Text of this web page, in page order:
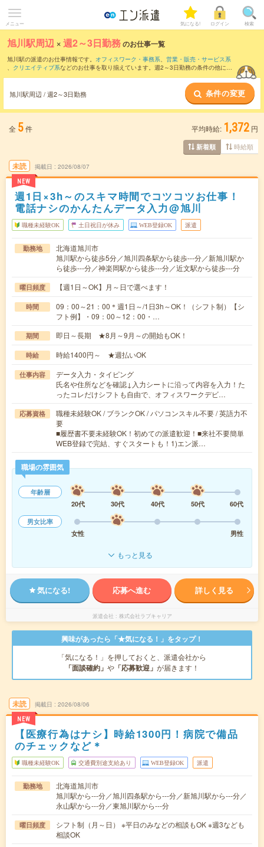
メニュー 気になる! ログイン 検索
旭川駅周辺 ×週2～3日勤務のお仕事一覧
旭川駅の派遣のお仕事情報です。 オフィスワーク・事務系、 営業・販売・サービス系
、 クリエイティブ系などのお仕事を取り揃えています。週2～3日勤務の条件の他に、
旭川駅周辺 / 週2～3日勤務 条件の変更
全 5件 平均時給: 1,372 円
新着順 時給順
未読
NEW
掲載日 2026/08/07
週1日×3h～のスキマ時間でコツコツお仕事！
電話ナシのかんたんデータ入力@旭川
職種未経験OK 土日祝日が休み WEB登録OK 派遣
勤務地
北海道旭川市
旭川駅から徒歩5分／旭川四条駅から徒歩---分／新旭川駅か
ら徒歩---分／神楽岡駅から徒歩---分／近文駅から徒歩---分
曜日頻度 【週1日～OK】月～日で選べます！
時間
09：00～21：00＊週1日～/1日3h～OK！（シフト制）【シ
フト例】・09：00～12：00・…
期間 即日～長期 ★8月～9月～の開始もOK！
時給 時給1400円～ ★週払いOK
仕事内容
データ入力・タイピング
氏名や住所などを確認↓入力シートに沿って内容を入力！た
ったコレだけシフトも自由で、オフィスワークデビ…
応募資格
職種未経験OK / ブランクOK / パソコンスキル不要 / 英語力不
要
■履歴書不要未経験OK！初めての派遣歓迎！■来社不要簡単
WEB登録で完結、すぐスタートも！1)エン派…
職場の雰囲気
年齢層
20代
30代 40代 50代
60代
男女比率
女性
男性
もっと見る
気になる! 応募へ進む 詳しく見る
派遣会社 株式会社ラブキャリア
興味があったら「★気になる！」をタップ！
「気になる！」を押しておくと、派遣会社から
「面談確約」 や 「応募歓迎」 が届きます！
未読
NEW
掲載日 2026/08/06
【医療行為はナシ】時給1300円！病院で備品
のチェックなど＊
職種未経験OK 交通費別途支給あり WEB登録OK 派遣
勤務地
北海道旭川市
旭川駅から---分／旭川四条駅から---分／新旭川駅から---分／
永山駅から---分／東旭川駅から---分
曜日頻度
シフト制（月～日） ※平日のみなどの相談もOK ※週3なども
相談OK